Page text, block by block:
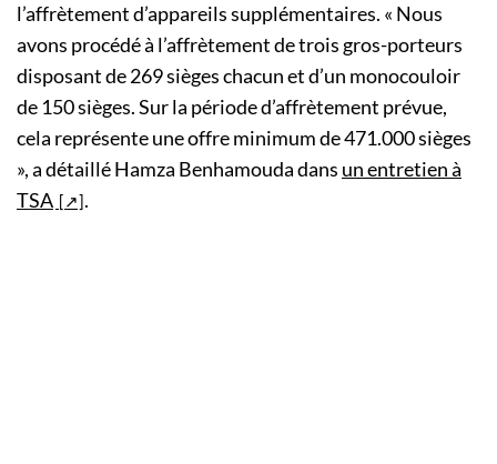
l’affrètement d’appareils supplémentaires. « Nous
avons procédé à l’affrètement de trois gros-porteurs
disposant de 269 sièges chacun et d’un monocouloir
de 150 sièges. Sur la période d’affrètement prévue,
cela représente une offre minimum de 471.000 sièges
», a détaillé Hamza Benhamouda dans un entretien à
TSA
.